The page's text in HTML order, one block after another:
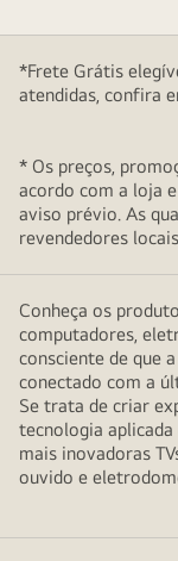
*Frete Grátis
atendidas, confira
* Os preços,
acordo com a loja
aviso prévio. As
revendedores
Conheça os
computadores,
consciente de que
conectado com a
Se trata de criar
tecnologia
mais inovadoras
ouvido e